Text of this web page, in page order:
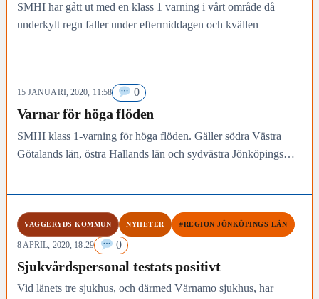
SMHI har gått ut med en klass 1 varning i vårt område då
underkylt regn faller under eftermiddagen och kvällen
15 JANUARI, 2020, 11:58 0
Varnar för höga flöden
SMHI klass 1-varning för höga flöden. Gäller södra Västra
Götalands län, östra Hallands län och sydvästra Jönköpings
VAGGERYDS KOMMUN NYHETER #REGION JÖNKÖPINGS LÄN
8 APRIL, 2020, 18:29 0
Sjukvårdspersonal testats positivt
Vid länets tre sjukhus, och därmed Värnamo sjukhus, har